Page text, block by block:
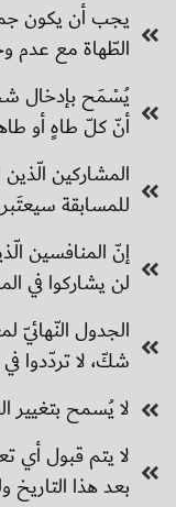
يجب أن يكون
الطّهاة مع عدم
يُسْمَح بإدخال
أنّ كلّ طاهٍ أو
المشاركين
للمسابقة
إنّ المنافسين
لن يشاركوا في
الجدول النّهائيّ
شكّ، لا تردّدوا
لا يُسمح بتغيير الفئة
لا يتم قبول أي
بعد هذا التاريخ